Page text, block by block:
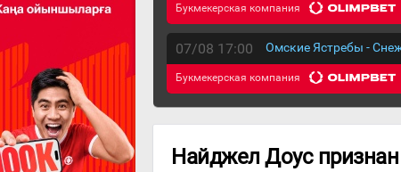
Букмекерская компания
07/08 17:00 Омские Ястребы -
Букмекерская компания
Найджел Доус